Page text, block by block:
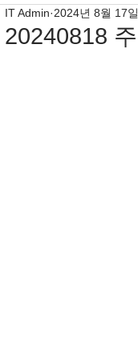
20240818
IT Admin 2024년 8월 17일